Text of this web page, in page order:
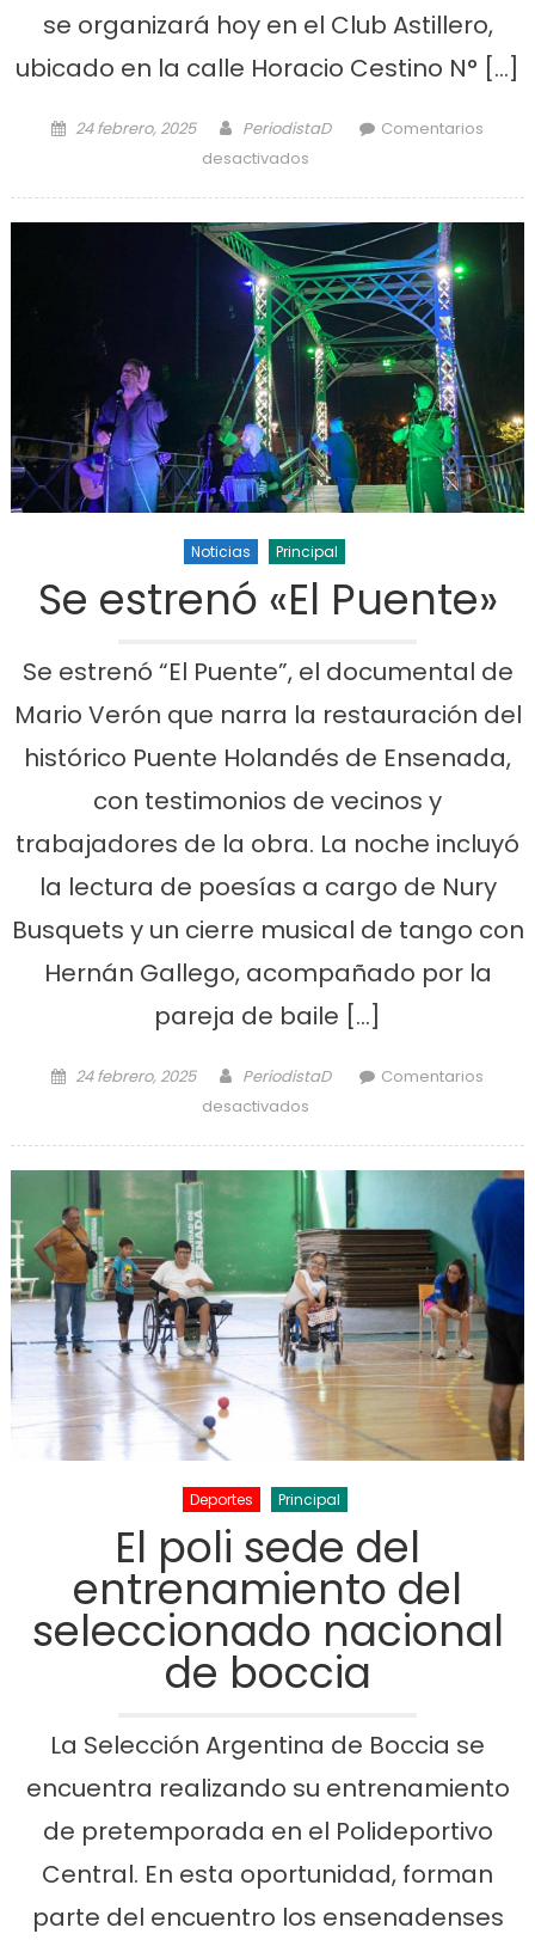
se organizará hoy en el Club Astillero,
ubicado en la calle Horacio Cestino N° […]
Posted on
24 febrero, 2025 Author
PeriodistaD
Comentarios
desactivados
Noticias Principal
Se estrenó «El Puente»
Se estrenó “El Puente”, el documental de
Mario Verón que narra la restauración del
histórico Puente Holandés de Ensenada,
con testimonios de vecinos y
trabajadores de la obra. La noche incluyó
la lectura de poesías a cargo de Nury
Busquets y un cierre musical de tango con
Hernán Gallego, acompañado por la
pareja de baile […]
Posted on
24 febrero, 2025 Author
PeriodistaD
Comentarios
desactivados
Deportes Principal
El poli sede del
entrenamiento del
seleccionado nacional
de boccia
La Selección Argentina de Boccia se
encuentra realizando su entrenamiento
de pretemporada en el Polideportivo
Central. En esta oportunidad, forman
parte del encuentro los ensenadenses